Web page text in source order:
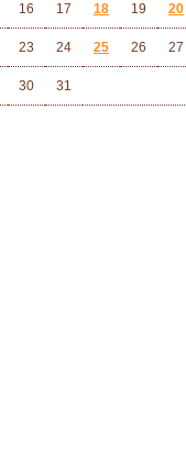
16 17 18 19 20
23 24 25 26 27
30 31